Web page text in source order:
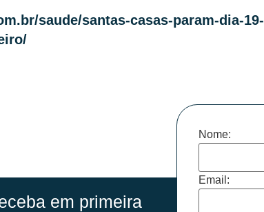
saude/santas-casas-param-dia-19-
em primeira
Nome:
Email: